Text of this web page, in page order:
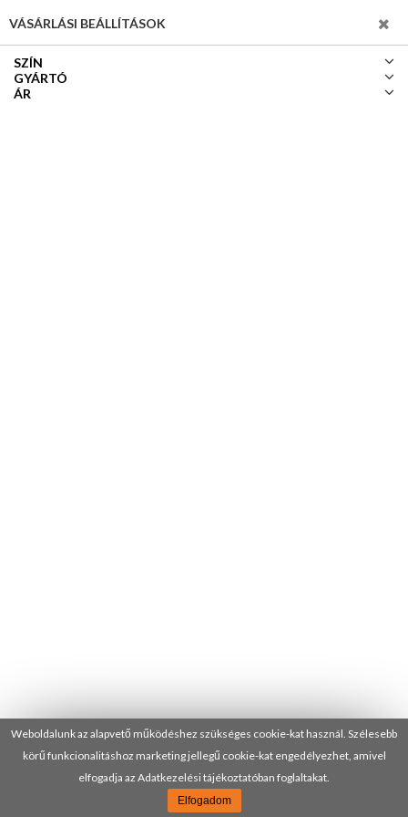
Weboldalunk az alapvető működéshez szükséges cookie-kat használ. Szélesebb
körű funkcionalitáshoz marketing jellegű cookie-kat engedélyezhet, amivel
elfogadja az Adatkezelési tájékoztatóban foglaltakat.
Elfogadom
VÁSÁRLÁSI BEÁLLÍTÁSOK
SZÍN
GYÁRTÓ
ÁR